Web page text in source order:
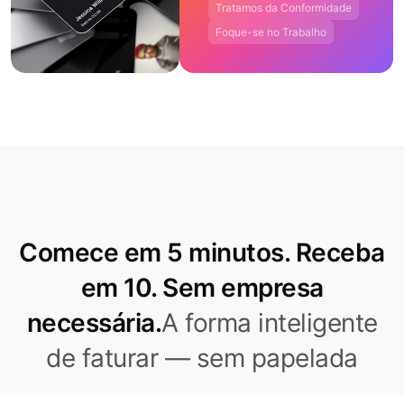
Tratamos da Conformidade
Foque-se no Trabalho
Comece em 5 minutos. Receba
em 10. Sem empresa
necessária.A forma inteligente
de faturar — sem papelada